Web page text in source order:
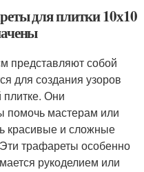
для плитки 10х10
представляют собой
для создания узоров
плитке. Они
помочь мастерам или
красивые и сложные
трафареты особенно
рукоделием или